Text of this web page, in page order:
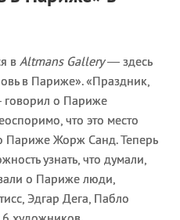
в Altmans Gallery— здесь
в Париже». «Праздник,
говорил о Париже
что это место
Париже Жорж Санд. Теперь
узнать, что думали,
о Париже люди,
Эдгар Дега, Пабло